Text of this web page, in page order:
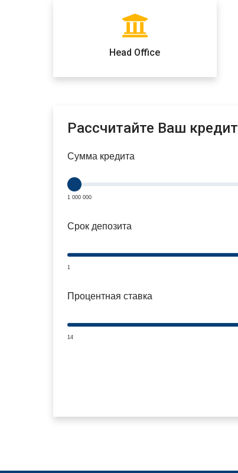
Head Office
Рассчитайте Ваш кредит
Сумма кредита
1 000 000
Срок депозита
1
Процентная ставка
14